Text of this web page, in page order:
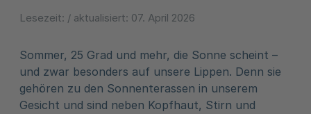
Lesezeit: / aktualisiert: 07. April 2026
Sommer, 25 Grad und mehr, die Sonne scheint –
und zwar besonders auf unsere Lippen. Denn sie
gehören zu den Sonnenterassen in unserem
Gesicht und sind neben Kopfhaut, Stirn und